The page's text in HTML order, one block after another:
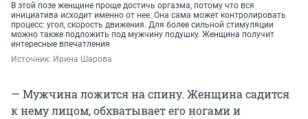
В этой позе женщине проще достичь оргазма, потому что вся
инициатива исходит именно от нее. Она сама может контролировать
процесс: угол, скорость движения. Для более сильной стимуляции
можно также подложить под мужчину подушку. Женщина получит
интересные впечатления
Источник: Ирина Шарова
— Мужчина ложится на спину. Женщина садится
к нему лицом, обхватывает его ногами и